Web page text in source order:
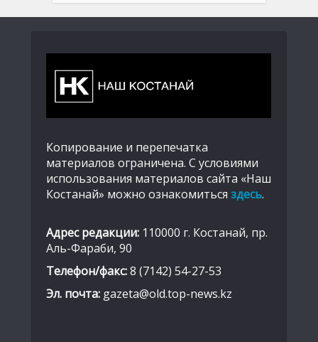
Копирование и перепечатка
материалов ограничена. С условиями
использования материалов сайта «Наш
Костанай» можно ознакомиться здесь.
Адрес редакции: 110000 г. Костанай, пр.
Аль-Фараби, 90
Телефон/факс:8 (7142) 54-27-53
Эл. почта: gazeta@old.top-news.kz